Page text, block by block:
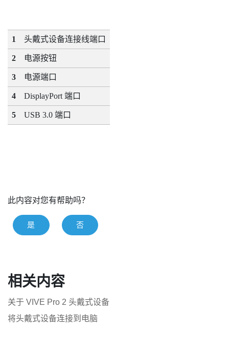
1 头戴式设备连接线端口
2 电源按钮
3 电源端口
4 DisplayPort 端口
5 USB 3.0 端口
此内容对您有帮助吗？
是 否
相关内容
关于 VIVE Pro 2 头戴式设备
将头戴式设备连接到电脑